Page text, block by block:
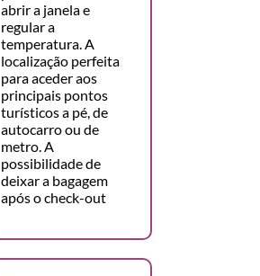
abrir a janela e
regular a
temperatura. A
localização perfeita
para aceder aos
principais pontos
turísticos a pé, de
autocarro ou de
metro. A
possibilidade de
deixar a bagagem
após o check-out